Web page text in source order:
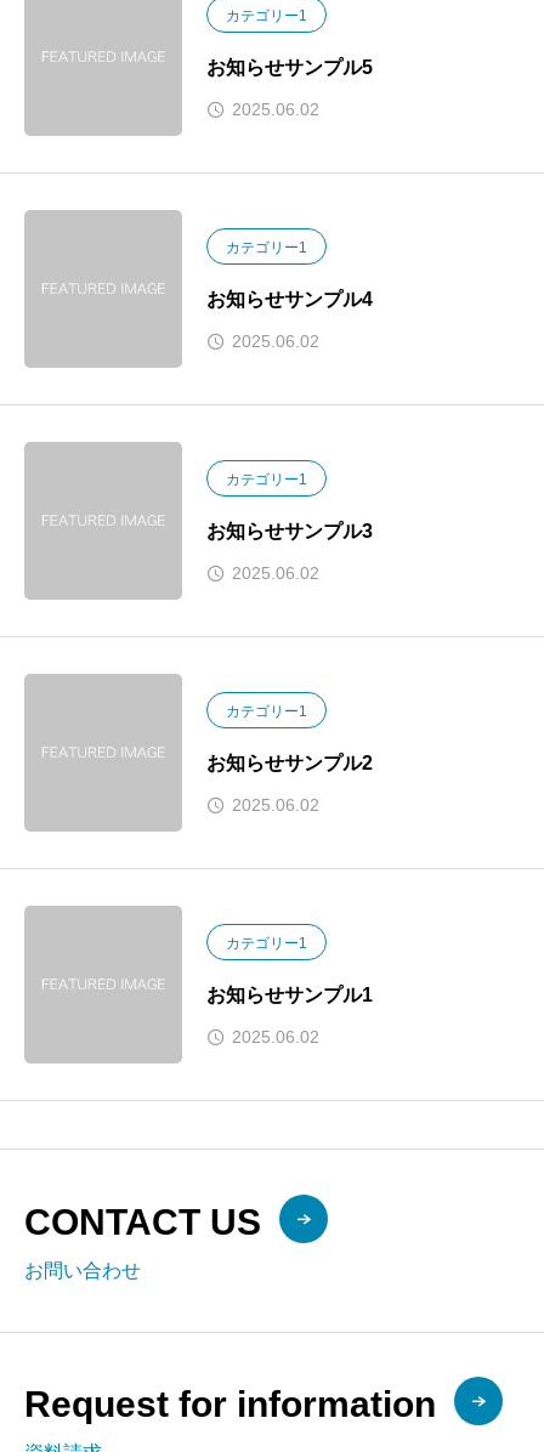
カテゴリー1
お知らせサンプル5
2025.06.02
カテゴリー1
お知らせサンプル4
2025.06.02
カテゴリー1
お知らせサンプル3
2025.06.02
カテゴリー1
お知らせサンプル2
2025.06.02
カテゴリー1
お知らせサンプル1
2025.06.02
CONTACT US
お問い合わせ
Request for information